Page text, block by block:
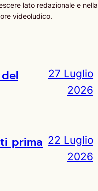
lato redazionale e nella
videoludico.
27 Luglio
2026
prima 22 Luglio
2026